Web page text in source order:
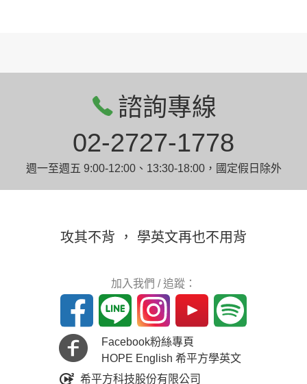
諮詢專線
02-2727-1778
週一至週五 9:00-12:00、13:30-18:00，國定假日除外
攻其不背 ， 學英文再也不用背
加入我們 / 追蹤：
Facebook粉絲專頁
HOPE English 希平方學英文
希平方科技股份有限公司